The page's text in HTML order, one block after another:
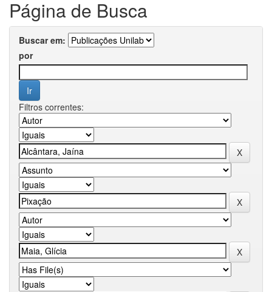
Página de Busca
Buscar em:
por
Filtros correntes: